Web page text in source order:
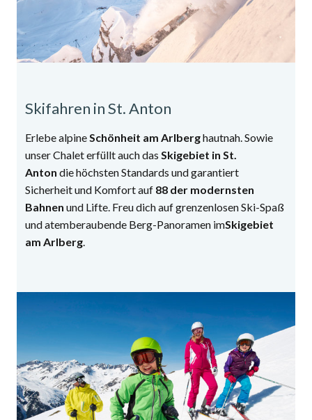
Skifahren in St. Anton
Erlebe alpineSchönheit am Arlberghautnah. Sowie
unser Chalet erfüllt auch das Skigebiet in St.
Anton die höchsten Standards und garantiert
Sicherheit und Komfort auf 88 der modernsten
Bahnen und Lifte. Freu dich auf grenzenlosen Ski-Spaß
und atemberaubende Berg-Panoramen imSkigebiet
am Arlberg.